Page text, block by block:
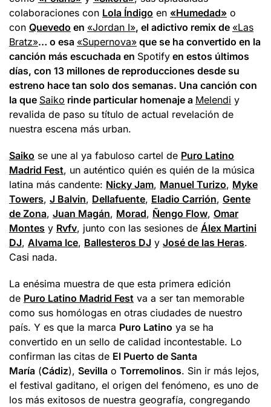
colaboraciones con Lola Índigo en «Humedad» o
con Quevedo en «Jordan I», el adictivo remix de «Las
Bratz»… o esa «Supernova» que se ha convertido en la
canción más escuchada en Spotify en estos últimos
días, con 13 millones de reproducciones desde su
estreno hace tan solo dos semanas. Una canción con
la que Saiko rinde particular homenaje a Melendi y
revalida de paso su título de actual revelación de
nuestra escena más urban.
Saiko se une al ya fabuloso cartel de Puro Latino
Madrid Fest, un auténtico quién es quién de la música
latina más candente: Nicky Jam, Manuel Turizo, Myke
Towers, J Balvin, Dellafuente, Eladio Carrión, Gente
de Zona, Juan Magán, Morad, Ñengo Flow, Omar
Montes y Rvfv, junto con las sesiones de Álex Martini
DJ, Alvama Ice, Ballesteros DJ y José de las Heras.
Casi nada.
La enésima muestra de que esta primera edición
de Puro Latino Madrid Fest va a ser tan memorable
como sus homólogas en otras ciudades de nuestro
país. Y es que la marca Puro Latino ya se ha
convertido en un sello de calidad incontestable. Lo
confirman las citas de El Puerto de Santa
María (Cádiz), Sevilla o Torremolinos. Sin ir más lejos,
el festival gaditano, el origen del fenómeno, es uno de
los más exitosos de nuestra geografía, congregando